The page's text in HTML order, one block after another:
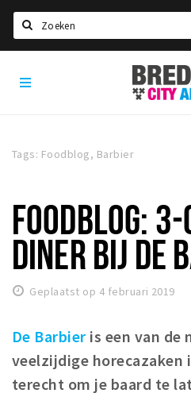
Home
Eten
Drinken
Slapen
Winkels
Winkelgebieden
City
App
Tags: Foodblog, Barbier
FOODBLOG: 3-
DINER BIJ DE
Geplaatst op 4 februari 2019
De Barbier is een van de
veelzijdige horecazaken
terecht om je baard te